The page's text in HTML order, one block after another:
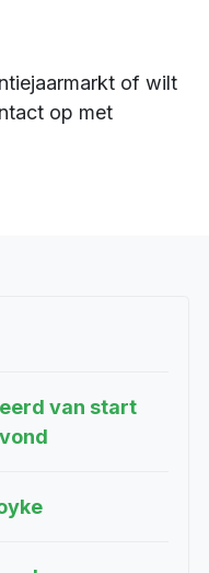
of wilt
op met
van start